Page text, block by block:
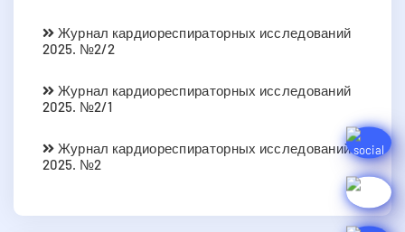
Журнал кардиореспираторных исследований
2025. №2/2
Журнал кардиореспираторных исследований
2025. №2/1
Журнал кардиореспираторных исследований
2025. №2